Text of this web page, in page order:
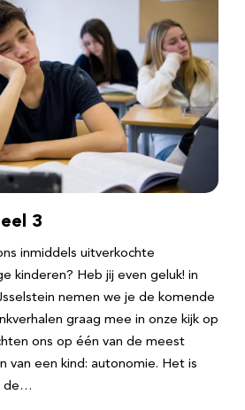
3
inmiddels uitverkochte
kinderen? Heb jij even geluk! in
nemen we je de komende
graag mee in onze kijk op
ons op één van de meest
van een kind: autonomie. Het is
de…